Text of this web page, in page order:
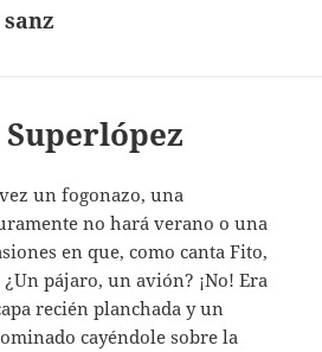
un fogonazo, una
no hará verano o una
en que, como canta Fito,
pájaro, un avión? ¡No! Era
recién planchada y un
cayéndole sobre la